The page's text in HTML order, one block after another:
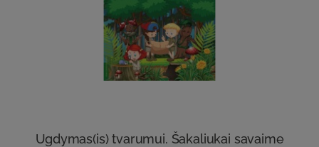
Ugdymas(is) tvarumui. Šakaliukai savaime